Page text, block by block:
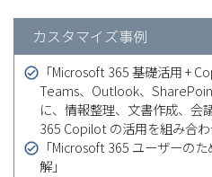
カスタマイズ事例
「Microsoft 365 基礎活用 +
Teams、Outlook、
に、情報整理、文書作成、会
365 Copilot の活用を組み合
「Microsoft 365 ユーザーの
解」